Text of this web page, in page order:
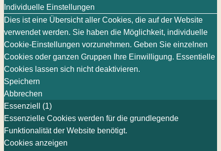
Individuelle Einstellungen
Dies ist eine Übersicht aller Cookies, die auf der Website
verwendet werden. Sie haben die Möglichkeit, individuelle
Cookie-Einstellungen vorzunehmen. Geben Sie einzelnen
Cookies oder ganzen Gruppen Ihre Einwilligung. Essentielle
Cookies lassen sich nicht deaktivieren.
Speichern
Abbrechen
Essenziell (1)
Essenzielle Cookies werden für die grundlegende
Funktionalität der Website benötigt.
Cookies anzeigen